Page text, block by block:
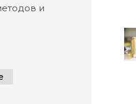
и
руководстве
Что такое